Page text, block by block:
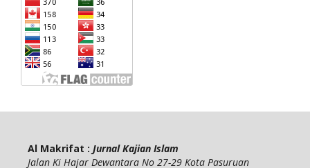
Al Makrifat : Jurnal Kajian Islam
Jalan Ki Hajar Dewantara No 27-29 Kota Pasuruan